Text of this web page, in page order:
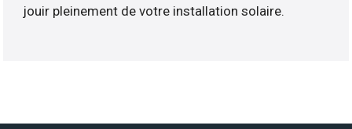
jouir pleinement de votre installation solaire.